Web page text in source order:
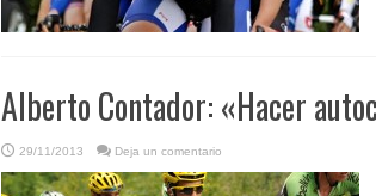
Alberto Contador: «Hacer
29/11/2013 Deja un comentario